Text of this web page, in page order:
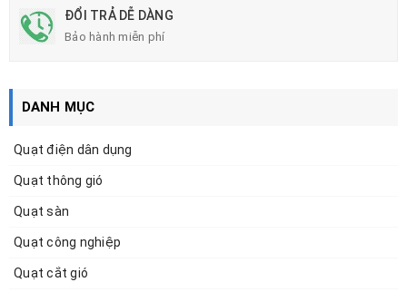
ĐỔI TRẢ DỄ DÀNG
Bảo hành miễn phí
DANH MỤC
Quạt điện dân dụng
Quạt thông gió
Quạt sàn
Quạt công nghiệp
Quạt cắt gió